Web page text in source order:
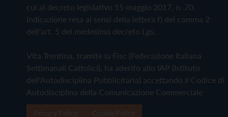
cui al decreto legislativo 15 maggio 2017, n. 70.
Indicazione resa ai sensi della lettera f) del comma 2
dell'art. 5 del medesimo decreto Lgs.
Vita Trentina, tramite la Fisc (Federazione Italiana
Settimanali Cattolici), ha aderito allo IAP (Istituto
dell'Autodisciplina Pubblicitaria) accettando il Codice di
Autodisciplina della Comunicazione Commerciale